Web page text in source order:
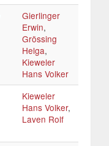
Gierlinger
Erwin,
Grössing
Helga,
Kieweler
Hans Volker
Kieweler
Hans Volker,
Laven Rolf